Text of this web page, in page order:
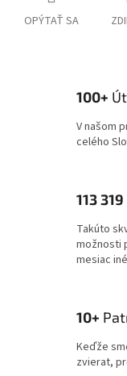
OPÝTAŤ SA
100+
V našom
celého
113 319
Takúto
možnosti
mesiac
10+
Keďže
zvierat,